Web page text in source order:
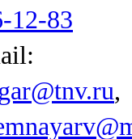
12-83
,